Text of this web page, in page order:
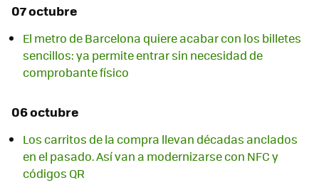
07 octubre
El metro de Barcelona quiere acabar con los billetes
sencillos: ya permite entrar sin necesidad de
comprobante físico
06 octubre
Los carritos de la compra llevan décadas anclados
en el pasado. Así van a modernizarse con NFC y
códigos QR